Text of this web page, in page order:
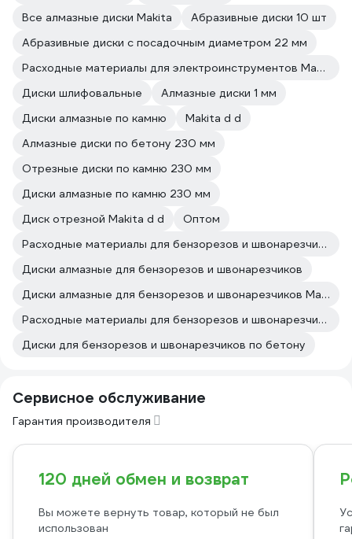
Все алмазные диски Makita
Абразивные диски 10 шт
Абразивные диски с посадочным диаметром 22 мм
Расходные материалы для электроинструментов Makita
Диски шлифовальные
Алмазные диски 1 мм
Диски алмазные по камню
Makita d d
Алмазные диски по бетону 230 мм
Отрезные диски по камню 230 мм
Диски алмазные по камню 230 мм
Диск отрезной Makita d d
Оптом
Расходные материалы для бензорезов и швонарезчиков
Диски алмазные для бензорезов и швонарезчиков
Диски алмазные для бензорезов и швонарезчиков Makita
Расходные материалы для бензорезов и швонарезчиков Makita
Диски для бензорезов и швонарезчиков по бетону
Сервисное обслуживание
Гарантия производителя
120 дней обмен и возврат
Вы можете вернуть товар, который не был
использован